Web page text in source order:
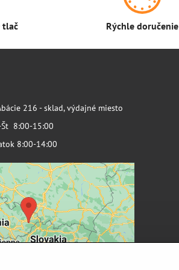
tlač Rýchle doručenie
216 - sklad, výdajné miesto
8:00-15:00
14:00